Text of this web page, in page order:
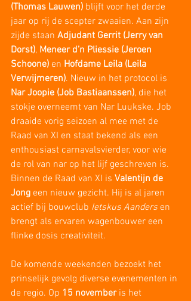
(Thomas Lauwen) blijft voor het derde
jaar op rij de scepter zwaaien. Aan zijn
zijde staan Adjudant Gerrit (Jerry van
Dorst), Meneer d’n Pliessie (Jeroen
Schoone) en Hofdame Leila (Leila
Verwijmeren). Nieuw in het protocol is
Nar Joopie (Job Bastiaanssen), die het
stokje overneemt van Nar Luukske. Job
draaide vorig seizoen al mee met de
Raad van XI en staat bekend als een
enthousiast carnavalsvierder, voor wie
de rol van nar op het lijf geschreven is.
Binnen de Raad van XI is Valentijn de
Jong een nieuw gezicht. Hij is al jaren
actief bij bouwclub Ietskus Aanders en
brengt als ervaren wagenbouwer een
flinke dosis creativiteit.
De komende weekenden bezoekt het
prinselijk gevolg diverse evenementen in
de regio. Op 15 november is het